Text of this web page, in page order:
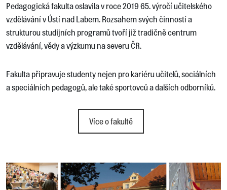
Pedagogická fakulta oslavila v roce 2019 65. výročí učitelského
vzdělávání v Ústí nad Labem. Rozsahem svých činností a
strukturou studijních programů tvoří již tradičně centrum
vzdělávání, vědy a výzkumu na severu ČR.
Fakulta připravuje studenty nejen pro kariéru učitelů, sociálních
a speciálních pedagogů, ale také sportovců a dalších odborníků.
Více o fakultě